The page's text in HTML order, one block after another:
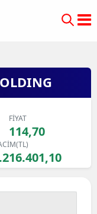
FİYAT
114,70